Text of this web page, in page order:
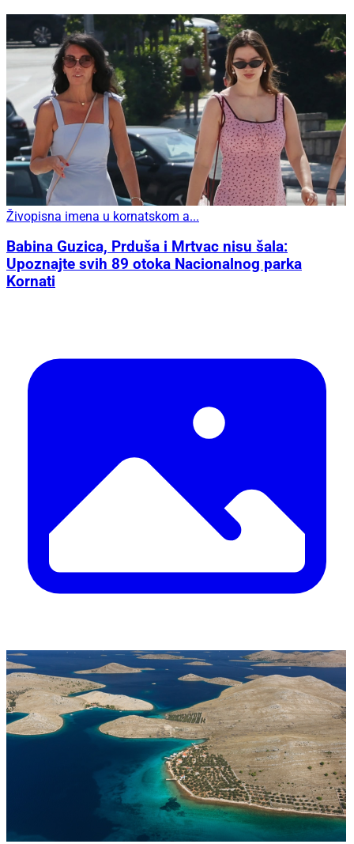
Živopisna imena u kornatskom a...
Babina Guzica, Prduša i Mrtvac nisu šala:
Upoznajte svih 89 otoka Nacionalnog parka
Kornati